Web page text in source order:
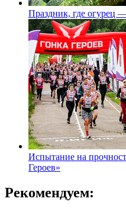
Праздник, где огурец
Испытание на
Героев»
Рекомендуем: